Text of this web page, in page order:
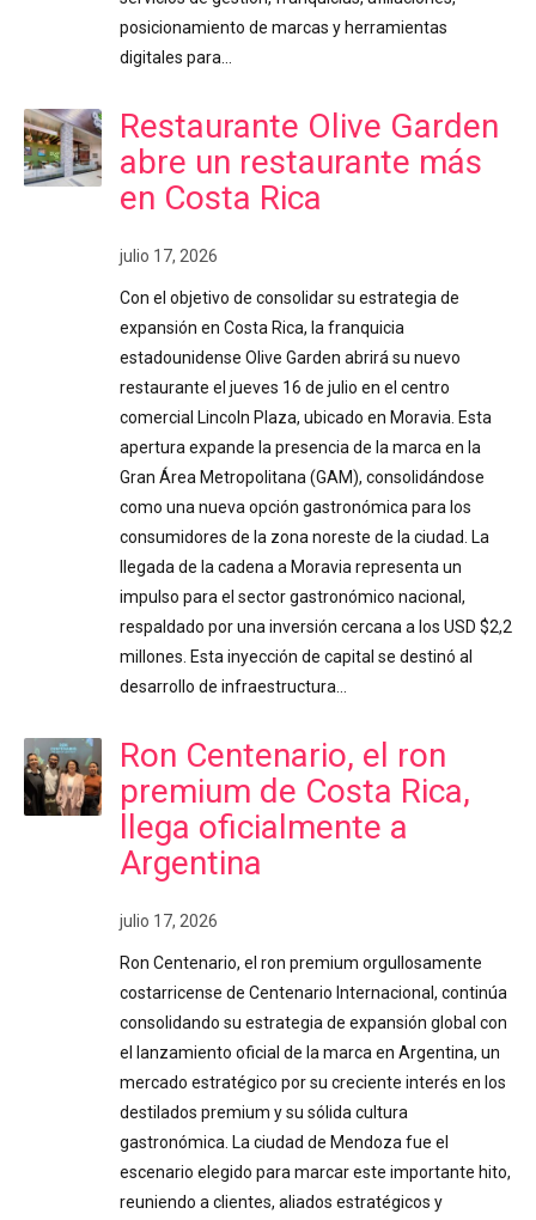
posicionamiento de marcas y herramientas
digitales para…
Restaurante Olive Garden
abre un restaurante más
en Costa Rica
julio 17, 2026
Con el objetivo de consolidar su estrategia de
expansión en Costa Rica, la franquicia
estadounidense Olive Garden abrirá su nuevo
restaurante el jueves 16 de julio en el centro
comercial Lincoln Plaza, ubicado en Moravia. Esta
apertura expande la presencia de la marca en la
Gran Área Metropolitana (GAM), consolidándose
como una nueva opción gastronómica para los
consumidores de la zona noreste de la ciudad. La
llegada de la cadena a Moravia representa un
impulso para el sector gastronómico nacional,
respaldado por una inversión cercana a los USD $2,2
millones. Esta inyección de capital se destinó al
desarrollo de infraestructura…
Ron Centenario, el ron
premium de Costa Rica,
llega oficialmente a
Argentina
julio 17, 2026
Ron Centenario, el ron premium orgullosamente
costarricense de Centenario Internacional, continúa
consolidando su estrategia de expansión global con
el lanzamiento oficial de la marca en Argentina, un
mercado estratégico por su creciente interés en los
destilados premium y su sólida cultura
gastronómica. La ciudad de Mendoza fue el
escenario elegido para marcar este importante hito,
reuniendo a clientes, aliados estratégicos y